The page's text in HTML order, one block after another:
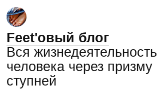
Feet'овый блог
Вся жизнедеятельность
человека через призму
ступней